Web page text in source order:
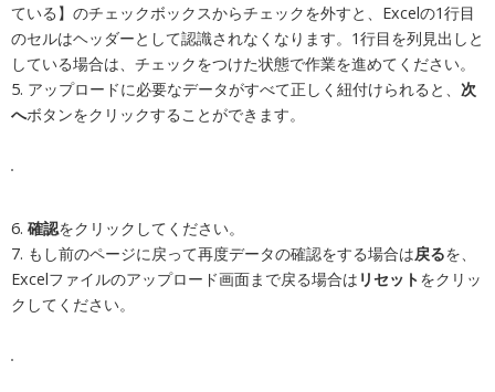
ている】のチェックボックスからチェックを外すと、Excelの1行目
のセルはヘッダーとして認識されなくなります。1行目を列見出しと
している場合は、チェックをつけた状態で作業を進めてください。
5. アップロードに必要なデータがすべて正しく紐付けられると、 次
へボタンをクリックすることができます。
6. 確認をクリックしてください。
7. もし前のページに戻って再度データの確認をする場合は戻るを、
Excelファイルのアップロード画面まで戻る場合は リセットをクリッ
クしてください。